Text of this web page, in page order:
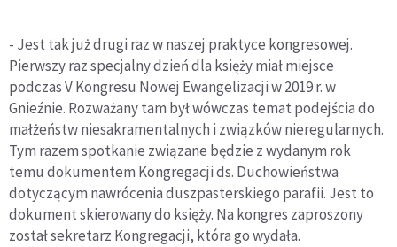
- Jest tak już drugi raz w naszej praktyce kongresowej.
Pierwszy raz specjalny dzień dla księży miał miejsce
podczas V Kongresu Nowej Ewangelizacji w 2019 r. w
Gnieźnie. Rozważany tam był wówczas temat podejścia do
małżeństw niesakramentalnych i związków nieregularnych.
Tym razem spotkanie związane będzie z wydanym rok
temu dokumentem Kongregacji ds. Duchowieństwa
dotyczącym nawrócenia duszpasterskiego parafii. Jest to
dokument skierowany do księży. Na kongres zaproszony
został sekretarz Kongregacji, która go wydała.